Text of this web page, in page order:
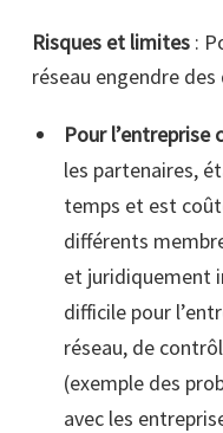
Risques et limites :
réseau engendre
Pour l’entreprise
les partenaires,
temps et est
différents
et juridiquement
difficile pour
réseau, de
(exemple des
avec les